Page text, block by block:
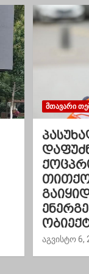
ᲛᲗᲐᲕᲐᲠᲘ
აგვისტო 6,